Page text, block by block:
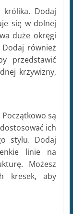
Dodaj
się w dolnej
duże okręgi
również
przedstawić
krzywizny,
są
ich
stylu. Dodaj
linie na
Możesz
kresek, aby